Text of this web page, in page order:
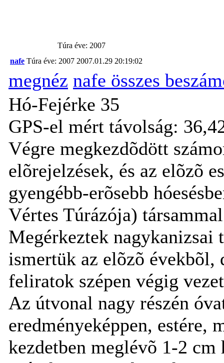
Túra éve: 2007
nafe Túra éve: 2007 2007.01.29 20:19:02
megnéz nafe összes
Hó-Fejérke 35
GPS-el mért távolság:
Végre megkezdõdött
elõrejelzések, és az elõzõ
gyengébb-erõsebb
Vértes Túrázója)
Megérkeztek
ismertük az elõzõ évekbõl,
feliratok szépen végig
Az útvonal nagy részén
eredményeképpen, estére,
kezdetben meglévõ 1-2 cm